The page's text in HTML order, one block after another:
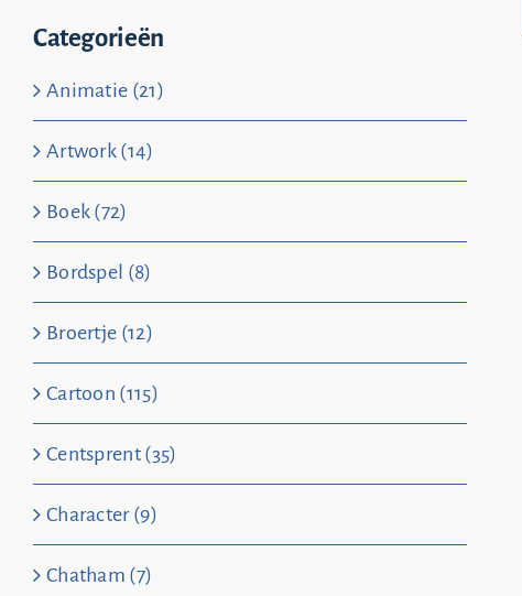
Categorieën
Animatie (21)
Artwork (14)
Boek (72)
Bordspel (8)
Broertje (12)
Cartoon (115)
Centsprent (35)
Character (9)
Chatham (7)